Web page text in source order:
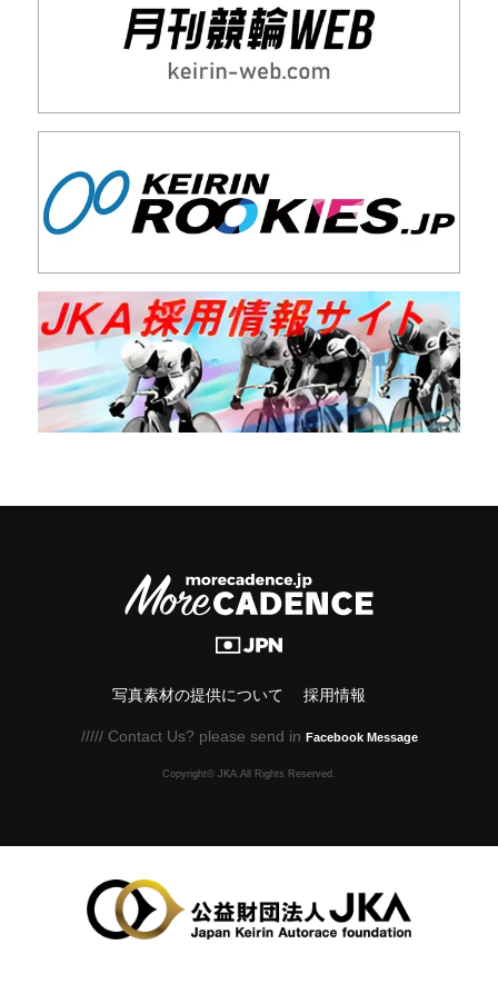
写真素材の提供について 採用情報
///// Contact Us? please send in Facebook Message
Copyright© JKA.All Rights Reserved.